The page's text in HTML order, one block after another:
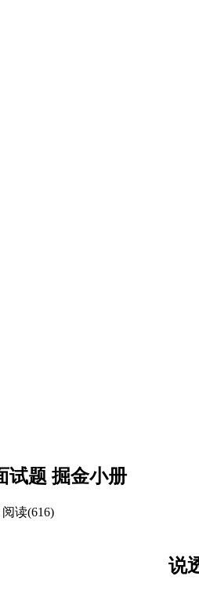
试题 掘金小册
阅读(616)
说